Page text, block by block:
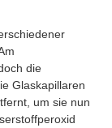
die
Glaskapillaren
um sie nun